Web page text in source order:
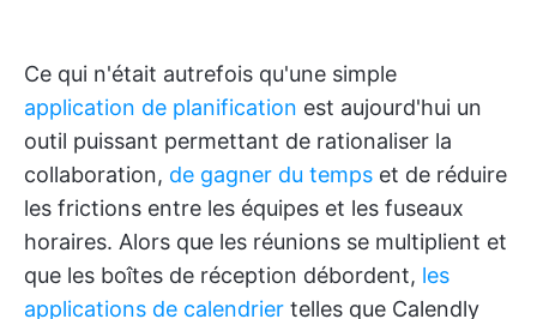
Ce qui n'était autrefois qu'une simple
application de planification est aujourd'hui un
outil puissant permettant de rationaliser la
collaboration, de gagner du temps et de réduire
les frictions entre les équipes et les fuseaux
horaires. Alors que les réunions se multiplient et
que les boîtes de réception débordent, les
applications de calendrier telles que Calendly